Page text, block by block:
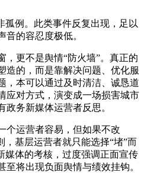
孤例。此类事件反复出现，足以
音的容忍度极低。
，更不是舆情“防火墙”。真正的
造的，而是靠解决问题、优化服
，本可以通过及时清洁、诚恳道
应对方式，演变成一场损害城市
务新媒体运营者反思。
个运营者容易，但如果不改
，基层运营者就只能选择“堵”而
媒体的考核，过度强调正面宣传
将出现负面舆情与绩效挂钩。